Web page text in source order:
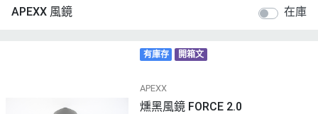
APEXX 風鏡 在庫
有庫存 開箱文
APEXX
燻黑風鏡 FORCE 2.0